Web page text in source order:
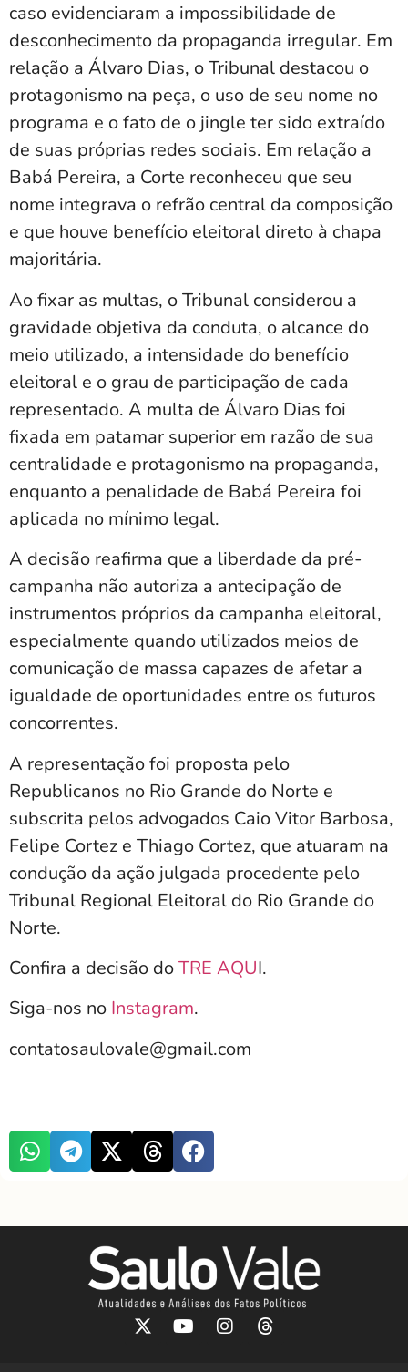
caso evidenciaram a impossibilidade de
desconhecimento da propaganda irregular. Em
relação a Álvaro Dias, o Tribunal destacou o
protagonismo na peça, o uso de seu nome no
programa e o fato de o jingle ter sido extraído
de suas próprias redes sociais. Em relação a
Babá Pereira, a Corte reconheceu que seu
nome integrava o refrão central da composição
e que houve benefício eleitoral direto à chapa
majoritária.
Ao fixar as multas, o Tribunal considerou a
gravidade objetiva da conduta, o alcance do
meio utilizado, a intensidade do benefício
eleitoral e o grau de participação de cada
representado. A multa de Álvaro Dias foi
fixada em patamar superior em razão de sua
centralidade e protagonismo na propaganda,
enquanto a penalidade de Babá Pereira foi
aplicada no mínimo legal.
A decisão reafirma que a liberdade da pré-
campanha não autoriza a antecipação de
instrumentos próprios da campanha eleitoral,
especialmente quando utilizados meios de
comunicação de massa capazes de afetar a
igualdade de oportunidades entre os futuros
concorrentes.
A representação foi proposta pelo
Republicanos no Rio Grande do Norte e
subscrita pelos advogados Caio Vitor Barbosa,
Felipe Cortez e Thiago Cortez, que atuaram na
condução da ação julgada procedente pelo
Tribunal Regional Eleitoral do Rio Grande do
Norte.
Confira a decisão doTRE AQUI.
Siga-nos no Instagram.
contatosaulovale@gmail.com